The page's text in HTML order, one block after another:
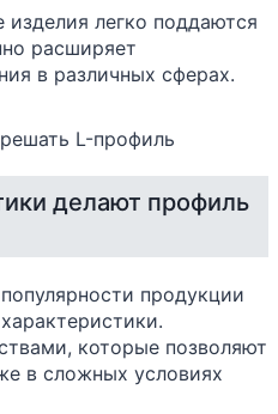
легко поддаются
расширяет
в различных сферах.
делают профиль
продукции
которые позволяют
в сложных условиях